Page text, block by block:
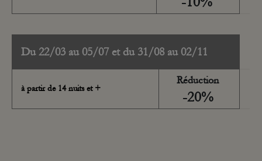
Du 22/03 au 05/07 et du 31/08 au 02/11
à partir de 14 nuits et +
Réduction
-20%